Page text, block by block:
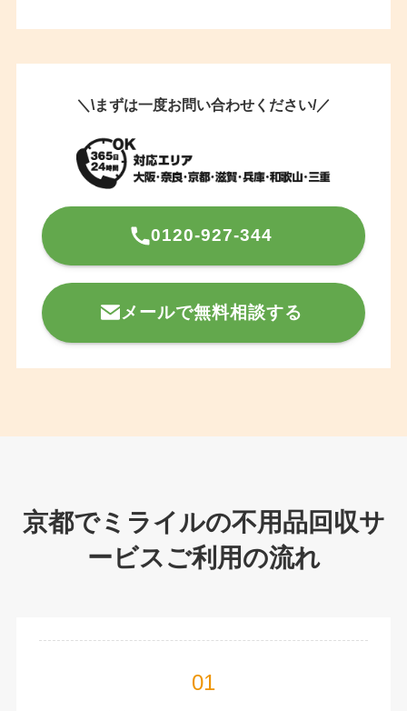
＼\まずは一度お問い合わせください/／
0120-927-344
メールで無料相談する
京都でミライルの不用品回収サ
ービスご利用の流れ